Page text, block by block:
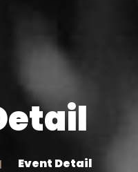
Event Detail